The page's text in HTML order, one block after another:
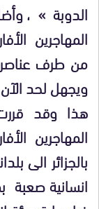
الدوبة » ،
المهاجرين
من طرف عناصر
ويجهل لحد
هذا وقد
المهاجرين
بالجزائر الى
انسانية صعبة